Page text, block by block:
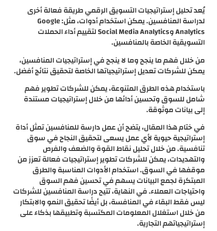
يُعد تحليل إستراتيجيات التسويق الرقمي طريقة فعالة أخرى
لدراسة المنافسين. يمكن استخدام أدوات، مثل: Google
Analytics وSocial Media Analytics لتقييم أداء الحملات
التسويقية الخاصة بالمنافسين.
من خلال فهم ما ينجح وما لا ينجح في إستراتيجيات المنافسين،
يمكن للشركات تعديل إستراتيجياتها الخاصة لتحقيق نتائج أفضل.
باستخدام هذه الطرق المتنوعة، يمكن للشركات تطوير فهم
شامل للسوق وتحسين أدائها من خلال إستراتيجيات مستندة
إلى بيانات موثوقة.
في ختام هذا المقال، يتضح أن عمل دارسة للمنافسين تمثل أداة
إستراتيجية حيوية لأي عمل يسعى لتحقيق النجاح في سوق
تنافسية. من خلال تحليل نقاط القوة والضعف والفرص
والتهديدات، يمكن للشركات تطوير إستراتيجيات فعالة تعزز من
موقفها في السوق. استخدام الأدوات المناسبة والطرق
المبتكرة لجمع البيانات يسهم في تحسين فهم السوق
واحتياجات العملاء. في النهاية، تتيح دراسة المنافسين للشركات
ليس فقط البقاء في المنافسة، بل أيضًا تحقيق النمو والابتكار
من خلال استغلال المعلومات المكتسبة وتطبيقها بذكاء على
إستراتيجياتهم التجارية.